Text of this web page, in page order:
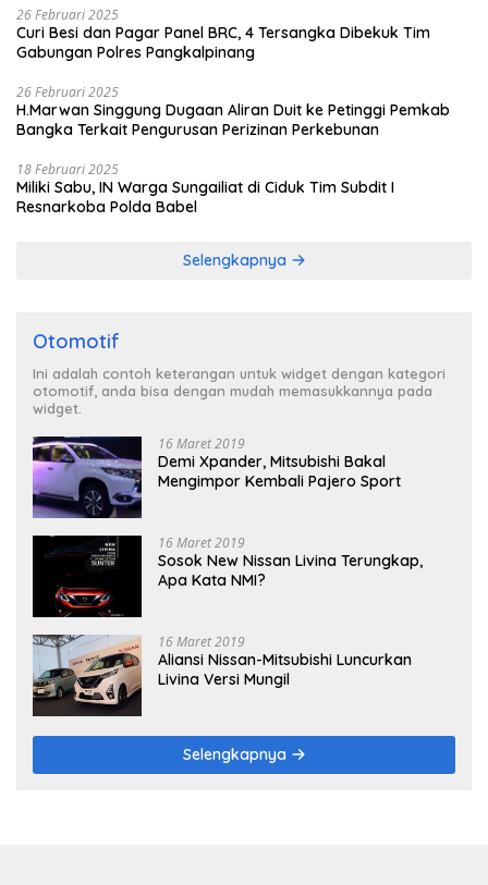
26 Februari 2025
Curi Besi dan Pagar Panel BRC, 4 Tersangka Dibekuk Tim
Gabungan Polres Pangkalpinang
26 Februari 2025
H.Marwan Singgung Dugaan Aliran Duit ke Petinggi Pemkab
Bangka Terkait Pengurusan Perizinan Perkebunan
18 Februari 2025
Miliki Sabu, IN Warga Sungailiat di Ciduk Tim Subdit I
Resnarkoba Polda Babel
Selengkapnya
Otomotif
Ini adalah contoh keterangan untuk widget dengan kategori
otomotif, anda bisa dengan mudah memasukkannya pada
widget.
16 Maret 2019
Demi Xpander, Mitsubishi Bakal
Mengimpor Kembali Pajero Sport
16 Maret 2019
Sosok New Nissan Livina Terungkap,
Apa Kata NMI?
16 Maret 2019
Aliansi Nissan-Mitsubishi Luncurkan
Livina Versi Mungil
Selengkapnya